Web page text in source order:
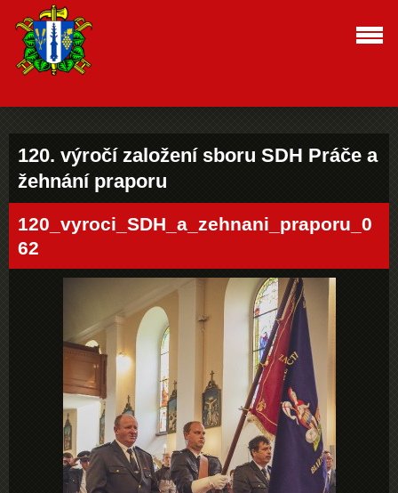
120. výročí založení sboru SDH Práče a
žehnání praporu
120_vyroci_SDH_a_zehnani_praporu_0
62